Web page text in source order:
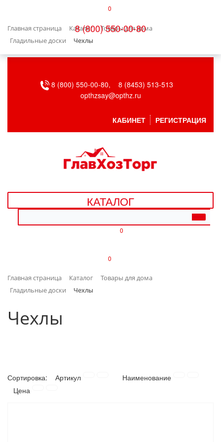
0
8 (800) 550-00-80
Главная страница Каталог
Товары для дома
Гладильные доски
Чехлы
БЫТОВАЯ ТЕХНИКА
ВЕНТИЛЯЦИЯ
ДАЧА, САД И ОГОРОД
ДЕТСКИЕ ТОВАРЫ
ИНТЕРЬЕР
ЛАКОКРАСОЧНЫЕ МАТЕРИАЛЫ
8 (800) 550-00-80,
8 (8453) 513-513
opthzsay@opthz.ru
КАБИНЕТ РЕГИСТРАЦИЯ
КАТАЛОГ
0
0
Главная страница Каталог
Товары для дома
Гладильные доски
Чехлы
Чехлы
Сортировка: Артикул
Наименование
Цена